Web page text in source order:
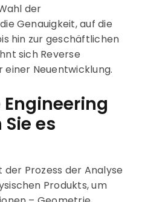
der
Genauigkeit, auf die
hin zur geschäftlichen
sich Reverse
einer Neuentwicklung.
Engineering
es
der Prozess der Analyse
Produkts, um